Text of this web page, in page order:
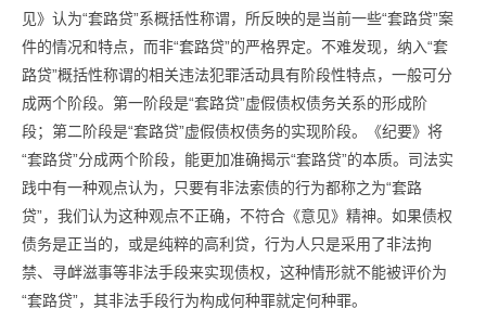
见》认为“套路贷”系概括性称谓，所反映的是当前一些“套路贷”案
件的情况和特点，而非“套路贷”的严格界定。不难发现，纳入“套
路贷”概括性称谓的相关违法犯罪活动具有阶段性特点，一般可分
成两个阶段。第一阶段是“套路贷”虚假债权债务关系的形成阶
段；第二阶段是“套路贷”虚假债权债务的实现阶段。《纪要》将
“套路贷”分成两个阶段，能更加准确揭示“套路贷”的本质。司法实
践中有一种观点认为，只要有非法索债的行为都称之为“套路
贷”，我们认为这种观点不正确，不符合《意见》精神。如果债权
债务是正当的，或是纯粹的高利贷，行为人只是采用了非法拘
禁、寻衅滋事等非法手段来实现债权，这种情形就不能被评价为
“套路贷”，其非法手段行为构成何种罪就定何种罪。